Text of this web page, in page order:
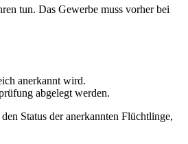
tun. Das Gewerbe muss vorher bei
anerkannt wird.
abgelegt werden.
Status der anerkannten Flüchtlinge,